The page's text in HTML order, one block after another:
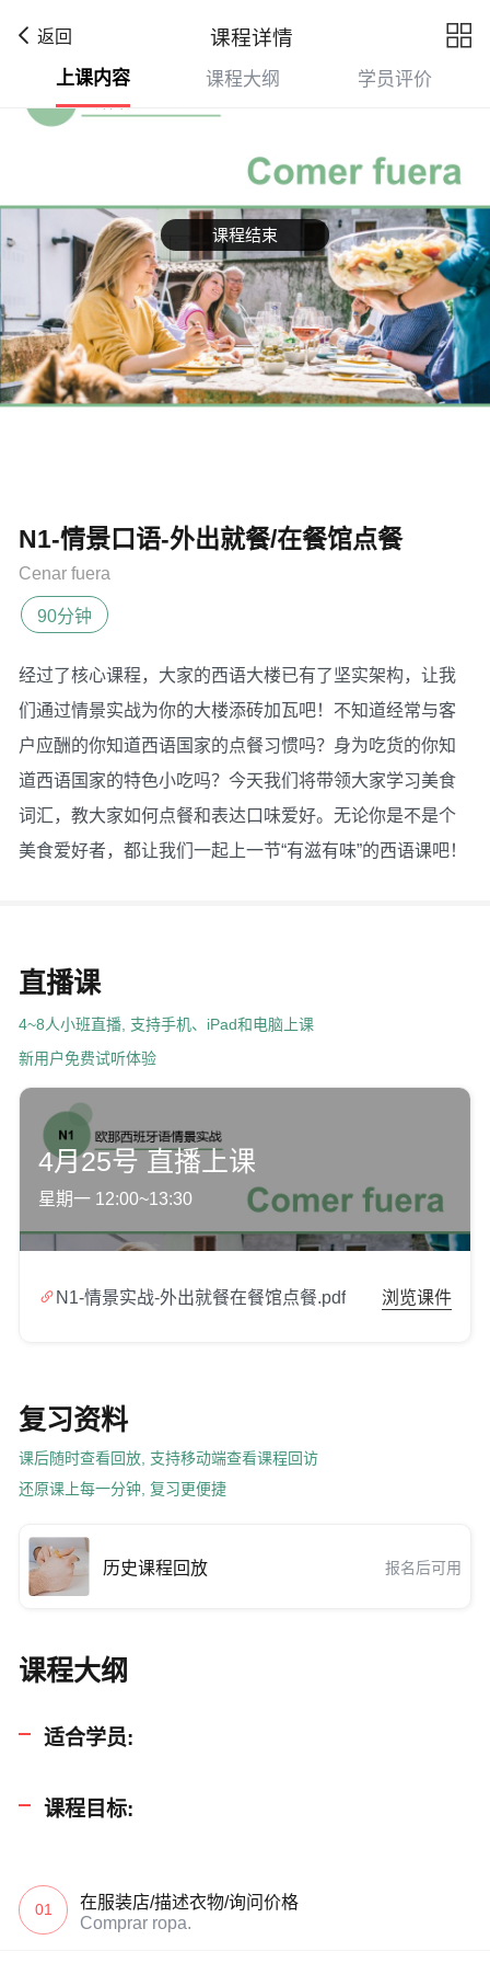
返回 课程详情 
课程结束
上课内容 课程大纲 学员评价
N1-情景口语-外出就餐/在餐馆点餐
Cenar fuera
90分钟
经过了核心课程，大家的西语大楼已有了坚实架构，让我
们通过情景实战为你的大楼添砖加瓦吧！不知道经常与客
户应酬的你知道西语国家的点餐习惯吗？身为吃货的你知
道西语国家的特色小吃吗？今天我们将带领大家学习美食
词汇，教大家如何点餐和表达口味爱好。无论你是不是个
美食爱好者，都让我们一起上一节“有滋有味”的西语课吧！
直播课
4~8人小班直播, 支持手机、iPad和电脑上课
新用户免费试听体验
4月25号 直播上课
星期一 12:00~13:30
 N1-情景实战-外出就餐在餐馆点餐.pdf 浏览课件
复习资料
课后随时查看回放, 支持移动端查看课程回访
还原课上每一分钟, 复习更便捷
历史课程回放 报名后可用
课程大纲
适合学员:
课程目标:
01
在服装店/描述衣物/询问价格
Comprar ropa.